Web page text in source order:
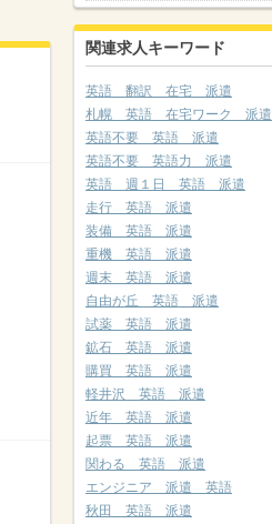
関連求人キーワード
英語 翻訳 在宅 派遣
札幌 英語 在宅ワーク 派遣
英語不要 英語 派遣
英語不要 英語力 派遣
英語 週１日 英語 派遣
走行 英語 派遣
装備 英語 派遣
重機 英語 派遣
週末 英語 派遣
自由が丘 英語 派遣
試薬 英語 派遣
鉱石 英語 派遣
購買 英語 派遣
軽井沢 英語 派遣
近年 英語 派遣
起票 英語 派遣
関わる 英語 派遣
エンジニア 派遣 英語
秋田 英語 派遣